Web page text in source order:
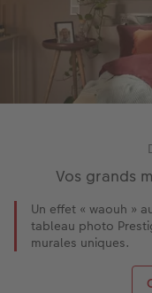
Vos grands
Un effet « waouh »
tableau photo
murales uniques.